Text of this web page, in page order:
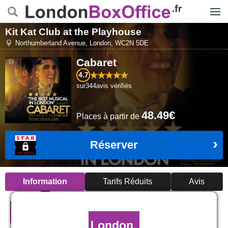
Kit Kat Club at the Playhouse
Northumberland Avenue, London, WC2N 5DE
Cabaret
4.7
sur344avis vérifiés
Places à partir de 48.49€
Réserver
Information Tarifs Réduits Avis
Cabaret à Londres